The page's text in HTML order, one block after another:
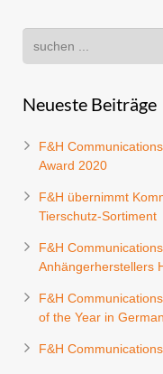
Neueste Beiträge
F&H
Award 2020
F&H übernimmt
Tierschutz-Sortiment
F&H
Anhängerherstellers
F&H
of the Year in
F&H